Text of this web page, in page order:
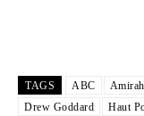
TAGS ABC
Drew Goddard
Haut